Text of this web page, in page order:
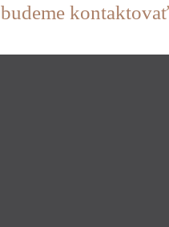
budeme kontaktovať